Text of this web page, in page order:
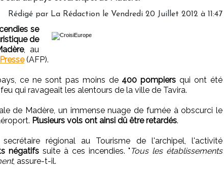
Rédigé par La Rédaction le Vendredi 20 Juillet 2012 à 11:47
se
de
, au
(AFP).
ce ne sont pas moins de 400 pompiers qui ont été
qui ravageait les alentours de la ville de Tavira.
de Madère, un immense nuage de fumée à obscurci le
Plusieurs vols ont ainsi dû être retardés.
régional au Tourisme de l'archipel, l'activité
négatifs suite à ces incendies. " Tous les établissements
, assure-t-il.